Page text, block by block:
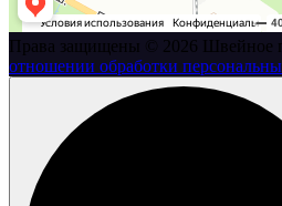
Права защищены © 2026 Швейное
отношении обработки